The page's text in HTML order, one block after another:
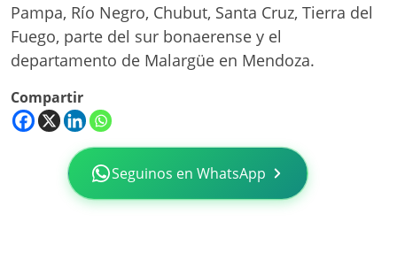
Pampa, Río Negro, Chubut, Santa Cruz, Tierra del
Fuego, parte del sur bonaerense y el
departamento de Malargüe en Mendoza.
Compartir
Seguinos en WhatsApp